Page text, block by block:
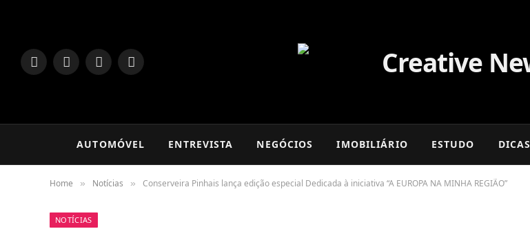
LinkedInFacebookInstagram
TikTok
AUTOMÓVEL ENTREVISTA NEGÓCIOS IMOBILIÁRIO ESTUDO DICAS
Home » Notícias » Conserveira Pinhais lança edição especial Dedicada à iniciativa “A EUROPA NA MINHA REGIÃO”
NOTÍCIAS